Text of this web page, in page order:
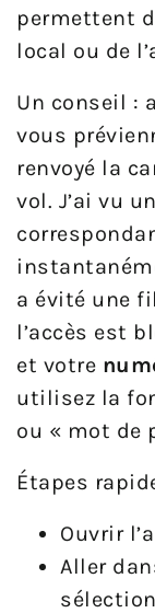
permettent
local ou de
Un conseil :
vous
renvoyé la
vol. J’ai vu
a évité une
l’accès est
et votre
utilisez la
ou « mot de
Étapes
Ouvrir
Aller